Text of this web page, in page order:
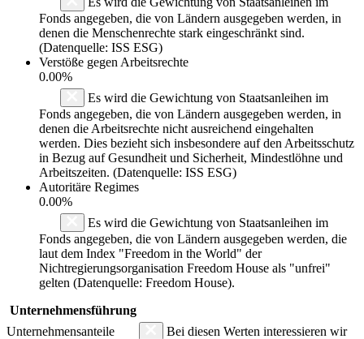
Fonds angegeben, die von Ländern ausgegeben werden, in
denen die Menschenrechte stark eingeschränkt sind.
(Datenquelle: ISS ESG)
Verstöße gegen Arbeitsrechte
0.00%
Es wird die Gewichtung von Staatsanleihen im
Fonds angegeben, die von Ländern ausgegeben werden, in
denen die Arbeitsrechte nicht ausreichend eingehalten
werden. Dies bezieht sich insbesondere auf den Arbeitsschutz
in Bezug auf Gesundheit und Sicherheit, Mindestlöhne und
Arbeitszeiten. (Datenquelle: ISS ESG)
Autoritäre Regimes
0.00%
Es wird die Gewichtung von Staatsanleihen im
Fonds angegeben, die von Ländern ausgegeben werden, die
laut dem Index "Freedom in the World" der
Nichtregierungsorganisation Freedom House als "unfrei"
gelten (Datenquelle: Freedom House).
Unternehmensführung
Unternehmensanteile
Bei diesen Werten interessieren wir